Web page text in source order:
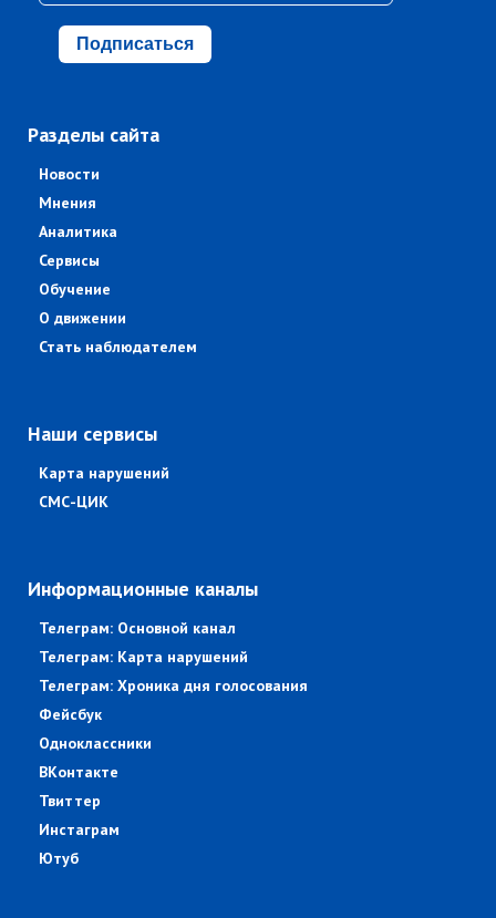
Подписаться
Разделы сайта
Новости
Мнения
Аналитика
Сервисы
Обучение
О движении
Стать наблюдателем
Наши сервисы
Карта нарушений
СМС-ЦИК
Информационные каналы
Телеграм: Основной канал
Телеграм: Карта нарушений
Телеграм: Хроника дня голосования
Фейсбук
Одноклассники
ВКонтакте
Твиттер
Инстаграм
Ютуб